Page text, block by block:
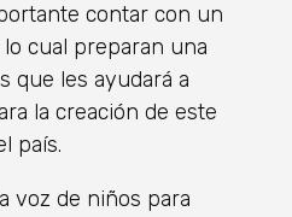
contar con un
cual preparan una
que les ayudará a
la creación de este
país.
voz de niños para